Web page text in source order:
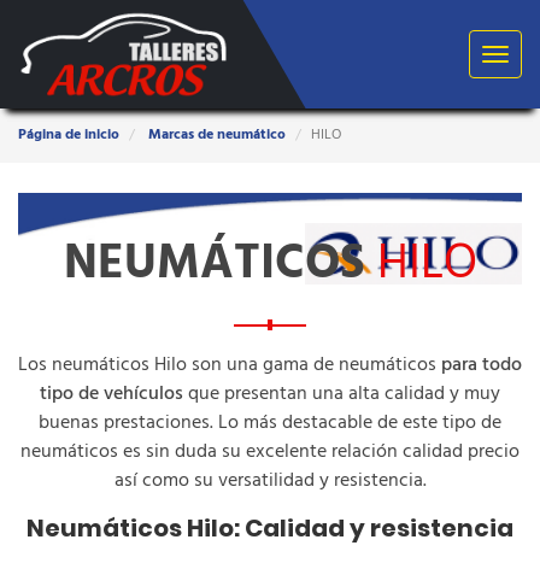
Toggle
Estas
aquí:
Página de inicio Marcas de neumático HILO
NEUMÁTICOSHILO
Los neumáticos Hilo son una gama de neumáticos para todo
tipo de vehículosque presentan una alta calidad y muy
buenas prestaciones. Lo más destacable de este tipo de
neumáticos es sin duda su excelente relación calidad precio
así como su versatilidad y resistencia.
Neumáticos Hilo: Calidad y resistencia